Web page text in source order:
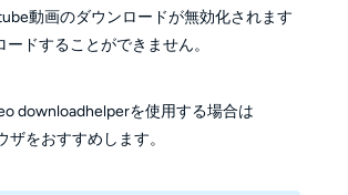
動画のダウンロードが無効化されます
ドすることができません。
downloadhelperを使用する場合は
ザをおすすめします。